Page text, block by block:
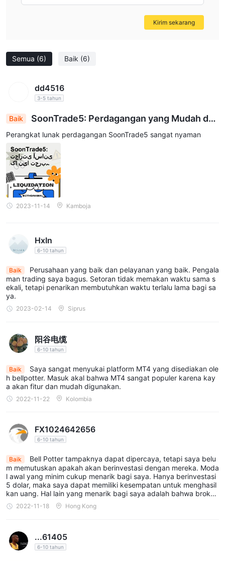
Semua (6) Baik (6)
dd4516
3-5 tahun
Baik
SoonTrade5: Perdagangan yang Mudah dan
Efisien
Perangkat lunak perdagangan SoonTrade5 sangat nyaman
2023-11-14 Kamboja
HxIn
6-10 tahun
Baik
Perusahaan yang baik dan pelayanan yang baik. Pengala
man trading saya bagus. Setoran tidak memakan waktu sama s
ekali, tetapi penarikan membutuhkan waktu terlalu lama bagi sa
ya.
2023-02-14 Siprus
阳谷电缆
6-10 tahun
Baik
Saya sangat menyukai platform MT4 yang disediakan ole
h bellpotter. Masuk akal bahwa MT4 sangat populer karena kay
a akan fitur dan mudah digunakan.
2022-11-22 Kolombia
FX1024642656
6-10 tahun
Baik
Bell Potter tampaknya dapat dipercaya, tetapi saya belu
m memutuskan apakah akan berinvestasi dengan mereka. Moda
l awal yang minim cukup menarik bagi saya. Hanya berinvestasi
5 dolar, maka saya dapat memiliki kesempatan untuk menghasil
kan uang. Hal lain yang menarik bagi saya adalah bahwa broker
tersebut mendukung pembayaran PayPal, sementara sebagian
besar broker lainnya, setidaknya menurut saya, sangat sedikit d
7 hari untuk muncul di akun saya, jadi saya ragu..yeah..saya jug
a perlu s
2022-11-18 Hong Kong
...61405
6-10 tahun
Kirim sekarang